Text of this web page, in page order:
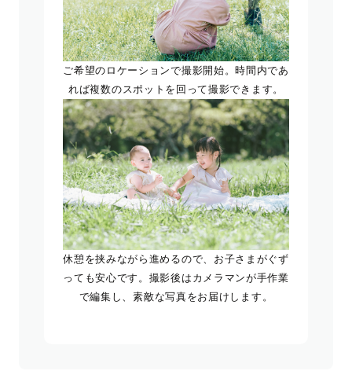
ご希望のロケーションで撮影開始。時間内であ
れば複数のスポットを回って撮影できます。
休憩を挟みながら進めるので、お子さまがぐず
っても安心です。撮影後はカメラマンが手作業
で編集し、素敵な写真をお届けします。